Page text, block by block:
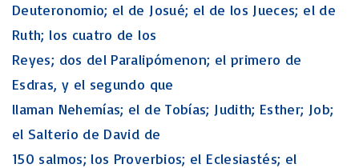
Deuteronomio; el de Josué; el de los Jueces; el de
Ruth; los cuatro de los
Reyes; dos del Paralipómenon; el primero de
Esdras, y el segundo que
llaman Nehemías; el de Tobías; Judith; Esther; Job;
el Salterio de David de
150 salmos; los Proverbios; el Eclesiastés; el